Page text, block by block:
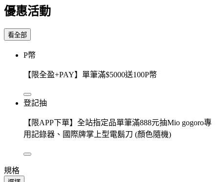
優惠活動
看全部
P幣
【限全盈+PAY】單筆滿$5000送100P幣
登記抽
【限APP下單】全站指定品單筆滿888元抽Mio gogoro專
用記錄器、國際牌掌上型電鬍刀 (顏色隨機)
規格